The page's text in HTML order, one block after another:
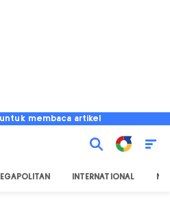
membaca artikel
INTERNATIONAL